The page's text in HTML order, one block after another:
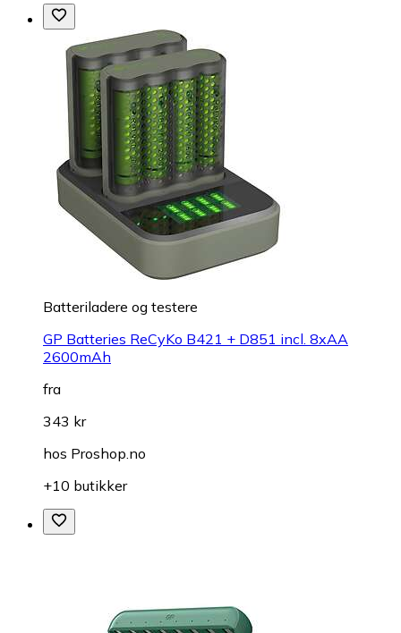
Batteriladere og testere
GP Batteries ReCyKo B421 + D851 incl. 8xAA
2600mAh
fra
343 kr
hos Proshop.no
+10 butikker